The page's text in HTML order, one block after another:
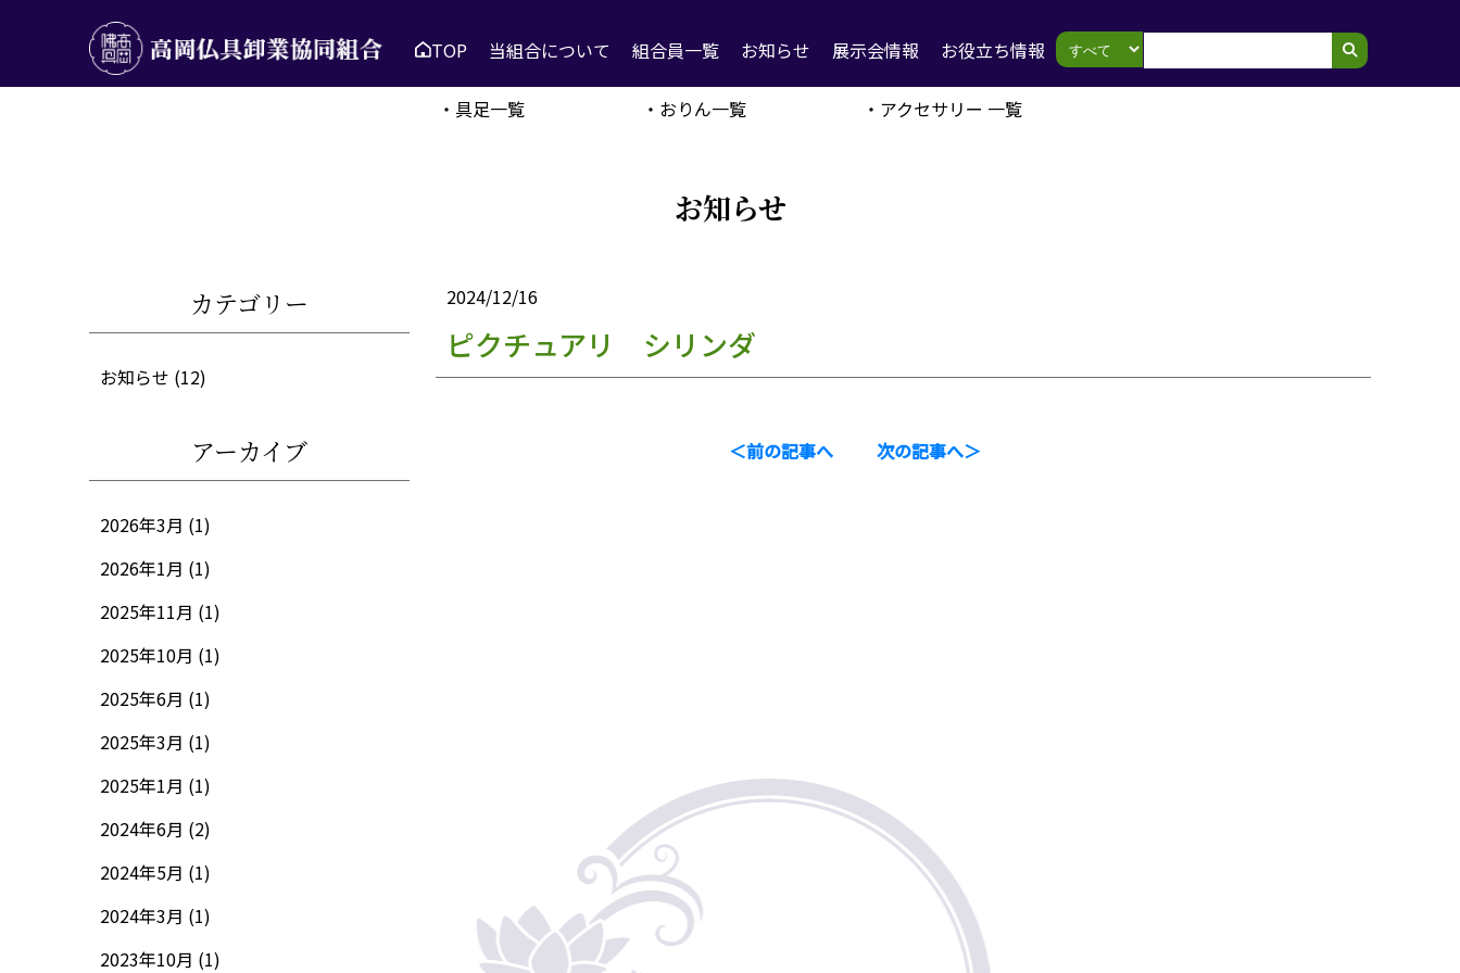
TOP 当組合について 組合員一覧 お知らせ 展示会情報 お役立ち情報
・具足一覧 ・おりん一覧 ・アクセサリー 一覧
お知らせ
カテゴリー
お知らせ (12)
アーカイブ
2026年3月 (1)
2026年1月 (1)
2025年11月 (1)
2025年10月 (1)
2025年6月 (1)
2025年3月 (1)
2025年1月 (1)
2024年6月 (2)
2024年5月 (1)
2024年3月 (1)
2023年10月 (1)
2024/12/16
ピクチュアリ シリンダ
＜前の記事へ 次の記事へ＞